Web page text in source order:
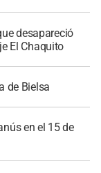
desapareció
El Chaquito
de Bielsa
en el 15 de